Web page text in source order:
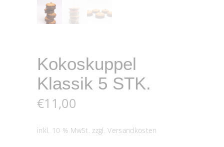
Kokoskuppel
Klassik 5 STK.
€11,00
inkl. 10 % MwSt. zzgl.Versandkosten